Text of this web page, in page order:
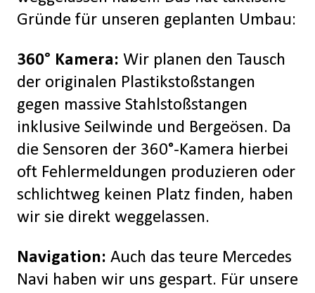
Gründe für unseren geplanten Umbau:
360° Kamera: Wir planen den Tausch
der originalen Plastikstoßstangen
gegen massive Stahlstoßstangen
inklusive Seilwinde und Bergeösen. Da
die Sensoren der 360°-Kamera hierbei
oft Fehlermeldungen produzieren oder
schlichtweg keinen Platz finden, haben
wir sie direkt weggelassen.
Navigation: Auch das teure Mercedes
Navi haben wir uns gespart. Für unsere